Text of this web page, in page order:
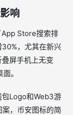
响
App Store搜索排
，尤其在新兴
屏手机上无变
。
包Logo和Web3游
，币安图标的简